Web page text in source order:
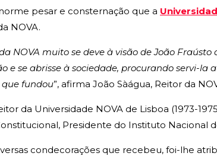
pesar e consternação que a
NOVA.
NOVA muito se deve à visão de João
e se abrisse à sociedade, procurando servi-
fundou”, afirma João Sàágua, Reitor da
da Universidade NOVA de Lisboa (1973-
Presidente do Instituto Nacional
condecorações que recebeu, foi-lhe